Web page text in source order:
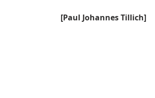
[Paul Johannes Tillich]